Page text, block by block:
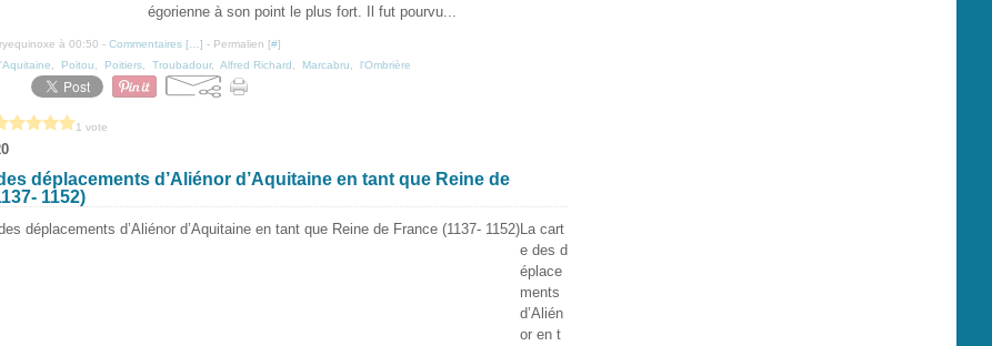
égorienne à son point le plus fort. Il fut pourvu...
à 00:50 - Commentaires [ ] - Permalien [#]
Poitou Poitiers Troubadour, Alfred Richard Marcabru l'Ombrière
1 vote
déplacements d’Aliénor d’Aquitaine en tant que Reine de
1152)
La cart
e des d
éplace
ments
d’Alién
or en t